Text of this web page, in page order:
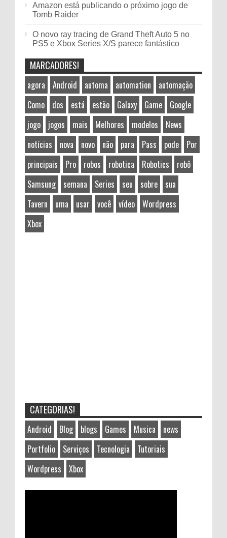
Amazon está publicando o próximo jogo de
Tomb Raider
O novo ray tracing de Grand Theft Auto 5 no
PS5 e Xbox Series X/S parece fantástico
MARCADORES!
agora Android automa automation
automação
Como
dos está estão Galaxy Game
Google
jogo
jogos mais Melhores modelos
News
notícias
nova novo não para Pass pode
Por
principais
Pro robos robotica Robotics
robô
Samsung
semana Series seu sobre
sua
Tavern
uma usar você vídeo
Wordpress
Xbox
CATEGORIAS!
Android Blog blogs Games Musica
news
Portfolio
Serviços Tecnologia
Tutoriais
Wordpress
Xbox